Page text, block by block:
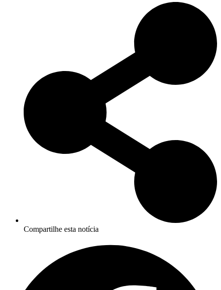
Compartilhe esta notícia